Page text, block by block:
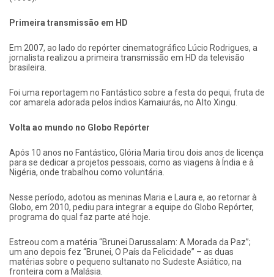
Primeira transmissão em HD
Em 2007, ao lado do repórter cinematográfico Lúcio Rodrigues, a
jornalista realizou a primeira transmissão em HD da televisão
brasileira.
Foi uma reportagem no Fantástico sobre a festa do pequi, fruta de
cor amarela adorada pelos índios Kamaiurás, no Alto Xingu.
Volta ao mundo no Globo Repórter
Após 10 anos no Fantástico, Glória Maria tirou dois anos de licença
para se dedicar a projetos pessoais, como as viagens à Índia e à
Nigéria, onde trabalhou como voluntária.
Nesse período, adotou as meninas Maria e Laura e, ao retornar à
Globo, em 2010, pediu para integrar a equipe do Globo Repórter,
programa do qual faz parte até hoje.
Estreou com a matéria “Brunei Darussalam: A Morada da Paz”;
um ano depois fez “Brunei, O País da Felicidade” – as duas
matérias sobre o pequeno sultanato no Sudeste Asiático, na
fronteira com a Malásia.